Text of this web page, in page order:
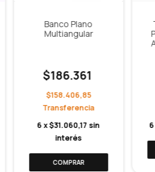
Banco Plano
Multiangular
$186.361
$158.406,85
6 x$31.060,17 sin
interés
6